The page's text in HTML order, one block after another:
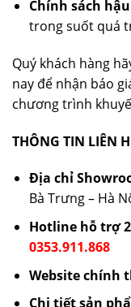
Chính sách
trong suốt quá
Quý khách hàng
nay để nhận báo
chương trình
THÔNG TIN LIÊN
Địa chỉ
Bà Trưng – Hà
Hotline hỗ trợ
0353.911.868
Website chính
Chi tiết sản